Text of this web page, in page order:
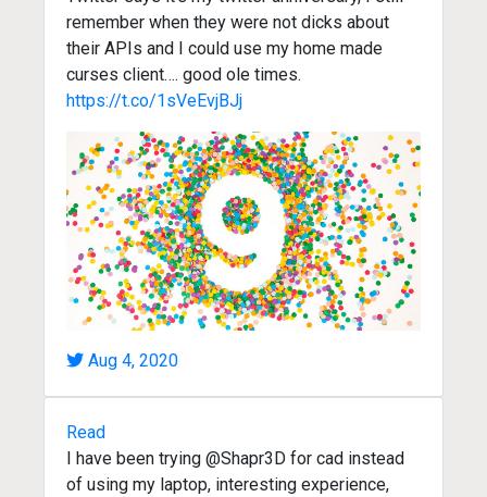
remember when they were not dicks about
their APIs and I could use my home made
curses client…. good ole times.
https://t.co/1sVeEvjBJj
Aug 4, 2020
Read
I have been trying @Shapr3D for cad instead
of using my laptop, interesting experience,